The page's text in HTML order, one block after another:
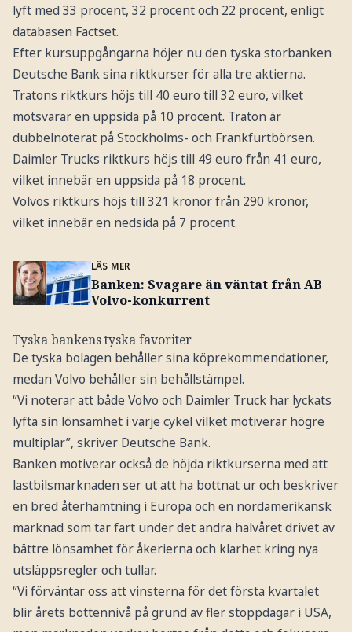
lyft med 33 procent, 32 procent och 22 procent, enligt
databasen Factset.
Efter kursuppgångarna höjer nu den tyska storbanken
Deutsche Bank sina riktkurser för alla tre aktierna.
Tratons riktkurs höjs till 40 euro till 32 euro, vilket
motsvarar en uppsida på 10 procent. Traton är
dubbelnoterat på Stockholms- och Frankfurtbörsen.
Daimler Trucks riktkurs höjs till 49 euro från 41 euro,
vilket innebär en uppsida på 18 procent.
Volvos riktkurs höjs till 321 kronor från 290 kronor,
vilket innebär en nedsida på 7 procent.
LÄS MER
Banken: Svagare än väntat från AB
Volvo-konkurrent
Tyska bankens tyska favoriter
De tyska bolagen behåller sina köprekommendationer,
medan Volvo behåller sin behållstämpel.
“Vi noterar att både Volvo och Daimler Truck har lyckats
lyfta sin lönsamhet i varje cykel vilket motiverar högre
multiplar”, skriver Deutsche Bank.
Banken motiverar också de höjda riktkurserna med att
lastbilsmarknaden ser ut att ha bottnat ur och beskriver
en bred återhämtning i Europa och en nordamerikansk
marknad som tar fart under det andra halvåret drivet av
bättre lönsamhet för åkerierna och klarhet kring nya
utsläppsregler och tullar.
“Vi förväntar oss att vinsterna för det första kvartalet
blir årets bottennivå på grund av fler stoppdagar i USA,